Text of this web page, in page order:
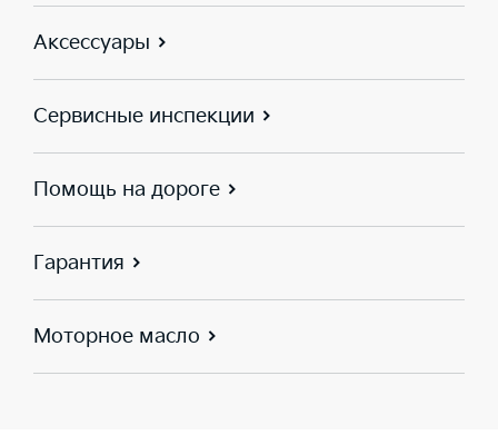
Аксессуары
Сервисные инспекции
Помощь на дороге
Гарантия
Моторное масло